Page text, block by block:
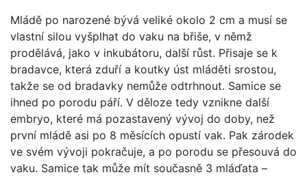
Mládě po narozené bývá veliké okolo 2 cm a musí se
vlastní silou vyšplhat do vaku na břiše, v němž
prodělává, jako v inkubátoru, další růst. Přisaje se k
bradavce, která zduří a koutky úst mláděti srostou,
takže se od bradavky nemůže odtrhnout. Samice se
ihned po porodu páří. V děloze tedy vznikne další
embryo, které má pozastavený vývoj do doby, než
první mládě asi po 8 měsících opustí vak. Pak zárodek
ve svém vývoji pokračuje, a po porodu se přesouvá do
vaku. Samice tak může mít současně 3 mláďata –